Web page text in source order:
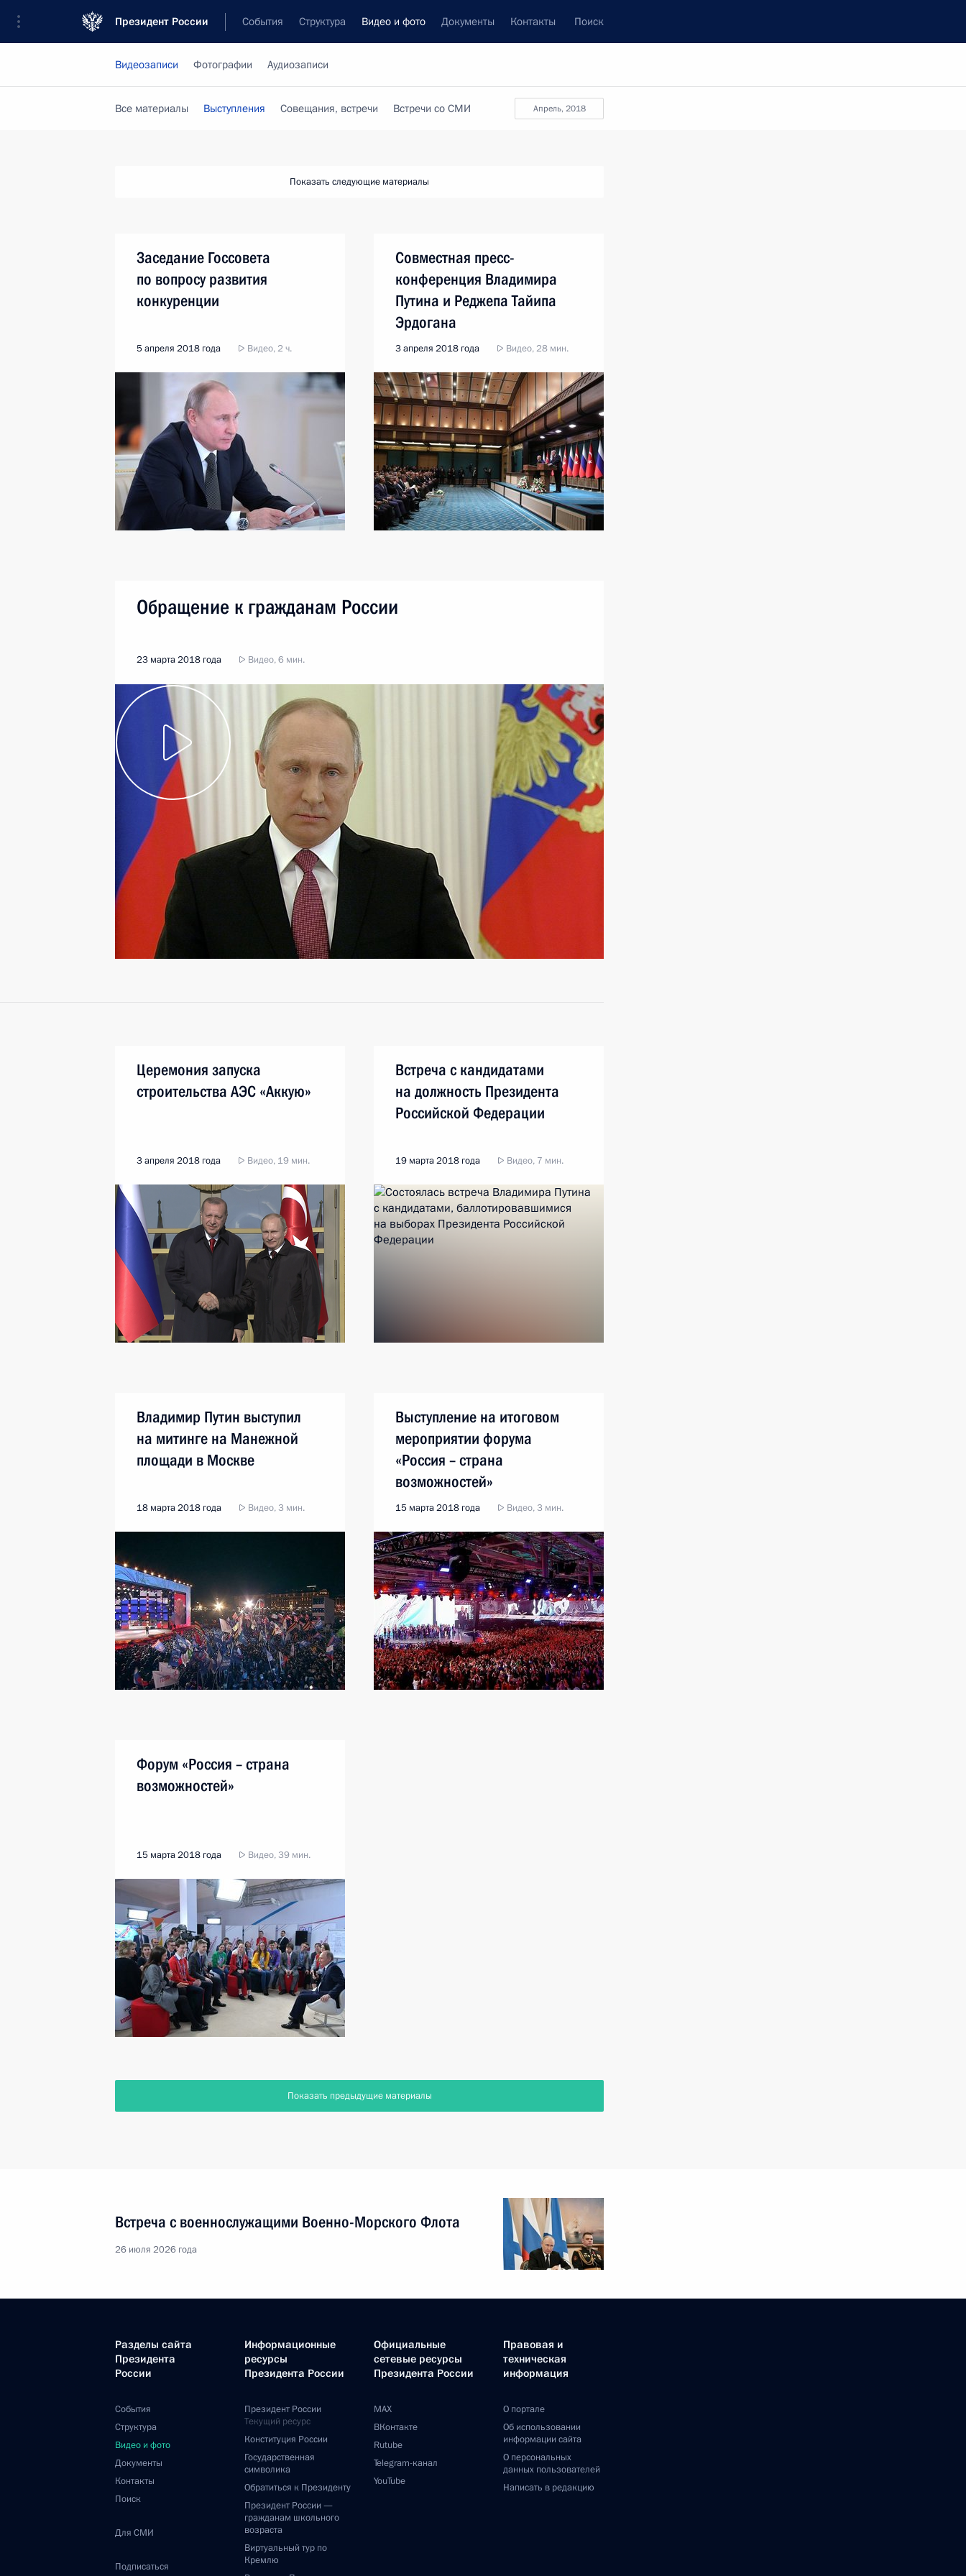
Президент России События Структура Видео и фото Документы Контакты Поиск
Видеозаписи Фотографии Аудиозаписи
апрель, 2018
Все материалы Выступления Совещания, встречи Встречи со СМИ
Показать следующие материалы
Заседание Госсовета
по вопросу развития
конкуренции
5 апреля 2018 года Видео, 2 ч.
Совместная пресс-
конференция Владимира
Путина и Реджепа Тайипа
Эрдогана
3 апреля 2018 года Видео, 28 мин.
Обращение к гражданам России
23 марта 2018 года Видео, 6 мин.
Церемония запуска
строительства АЭС «Аккую»
3 апреля 2018 года Видео, 19 мин.
Встреча с кандидатами
на должность Президента
Российской Федерации
19 марта 2018 года Видео, 7 мин.
Владимир Путин выступил
на митинге на Манежной
площади в Москве
18 марта 2018 года Видео, 3 мин.
Выступление на итоговом
мероприятии форума
«Россия – страна
возможностей»
15 марта 2018 года Видео, 3 мин.
Форум «Россия – страна
возможностей»
15 марта 2018 года Видео, 39 мин.
Показать предыдущие материалы
Встреча с военнослужащими Военно-Морского Флота
26 июля 2026 года
Разделы сайта
Президента
России
События
Структура
Видео и фото
Документы
Контакты
Поиск
Для СМИ
Подписаться
Информационные
ресурсы
Президента России
Президент России
Текущий ресурс
Конституция России
Государственная
символика
Обратиться к Президенту
Президент России —
гражданам школьного
возраста
Виртуальный тур по
Кремлю
Официальные
сетевые ресурсы
Президента России
MAX
ВКонтакте
Rutube
Telegram-канал
YouTube
Правовая и
техническая
информация
О портале
Об использовании
информации сайта
О персональных
данных пользователей
Написать в редакцию